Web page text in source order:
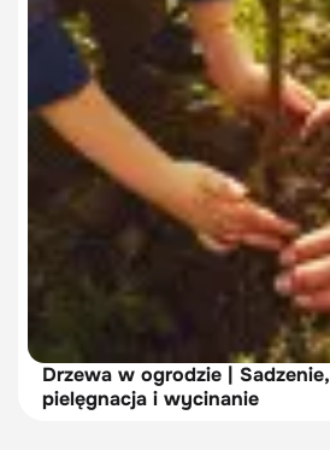
Drzewa w ogrodzie | Sadzenie,
pielęgnacja i wycinanie